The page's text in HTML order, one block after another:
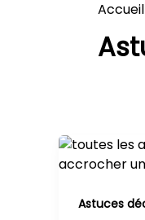
Accueil
Astuces
Comment
accrocher
cadre